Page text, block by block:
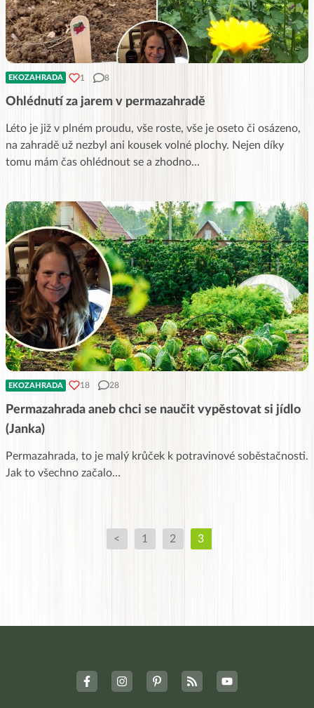
EKOZAHRADA 1 8
Ohlédnutí za jarem v permazahradě
Léto je již v plném proudu, vše roste, vše je oseto či osázeno,
na zahradě už nezbyl ani kousek volné plochy. Nejen díky
tomu mám čas ohlédnout se a zhodno...
EKOZAHRADA 18 28
Permazahrada aneb chci se naučit vypěstovat si jídlo
(Janka)
Permazahrada, to je malý krůček k potravinové soběstačnosti.
Jak to všechno začalo…
< 1 2 3